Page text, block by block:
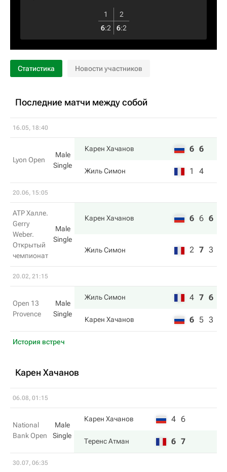
1
2
6:2 6:2
Статистика Новости участников
Последние матчи между собой
16.05, 18:40
Lyon Open
Male
Single
Карен Хачанов 6 6
Жиль Симон 1 4
20.06, 15:05
ATP Халле.
Gerry
Weber.
Открытый
чемпионат
Male
Single
Карен Хачанов 6 6 6
Жиль Симон 2 7 3
20.02, 21:15
Open 13
Provence
Male
Single
Жиль Симон 4 7 6
Карен Хачанов 6 5 3
История встреч
Карен Хачанов
06.08, 01:15
National
Bank Open
Male
Single
Карен Хачанов 4 6
Теренс Атман 6 7
30.07, 06:35